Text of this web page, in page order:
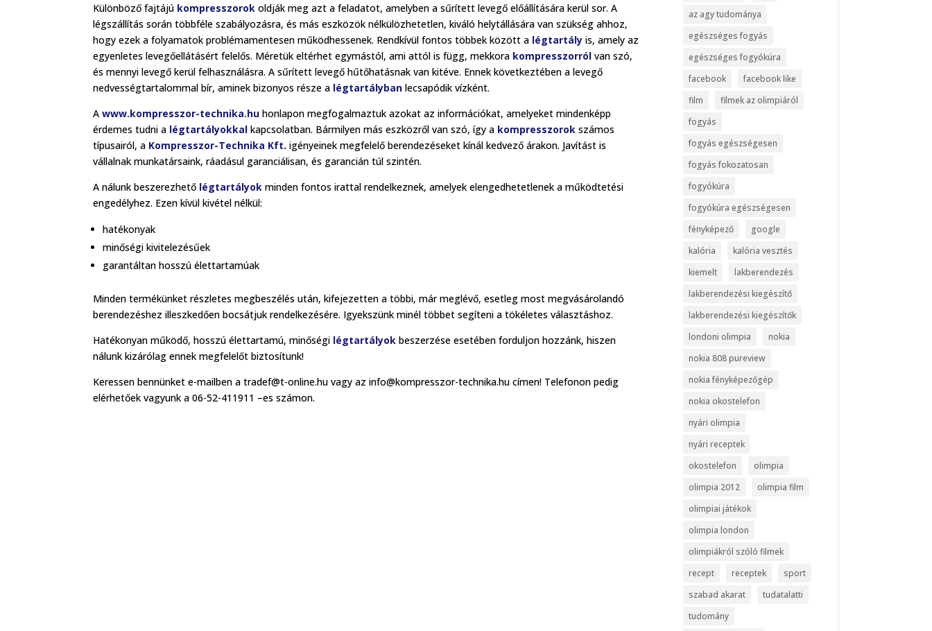
Különböző fajtájú kompresszorok oldják meg azt a feladatot, amelyben a sűrített levegő előállítására kerül sor. A
légszállítás során többféle szabályozásra, és más eszközök nélkülözhetetlen, kiváló helytállására van szükség ahhoz,
hogy ezek a folyamatok problémamentesen működhessenek. Rendkívül fontos többek között a légtartály is, amely az
egyenletes levegőellátásért felelős. Méretük eltérhet egymástól, ami attól is függ, mekkora kompresszorrólvan szó,
és mennyi levegő kerül felhasználásra. A sűrített levegő hűtőhatásnak van kitéve. Ennek következtében a levegő
nedvességtartalommal bír, aminek bizonyos része a légtartályban lecsapódik vízként.
A www.kompresszor-technika.huhonlapon megfogalmaztuk azokat az információkat, amelyeket mindenképp
érdemes tudni a légtartályokkalkapcsolatban. Bármilyen más eszközről van szó, így a kompresszorok számos
típusairól, a Kompresszor-Technika Kft. igényeinek megfelelő berendezéseket kínál kedvező árakon. Javítást is
vállalnak munkatársaink, ráadásul garanciálisan, és garancián túl szintén.
A nálunk beszerezhető légtartályok minden fontos irattal rendelkeznek, amelyek elengedhetetlenek a működtetési
engedélyhez. Ezen kívül kivétel nélkül:
hatékonyak
minőségi kivitelezésűek
garantáltan hosszú élettartamúak
Minden termékünket részletes megbeszélés után, kifejezetten a többi, már meglévő, esetleg most megvásárolandó
berendezéshez illeszkedően bocsátjuk rendelkezésére. Igyekszünk minél többet segíteni a tökéletes választáshoz.
Hatékonyan működő, hosszú élettartamú, minőségi légtartályokbeszerzése esetében forduljon hozzánk, hiszen
nálunk kizárólag ennek megfelelőt biztosítunk!
Keressen bennünket e-mailben a tradef@t-online.hu vagy az info@kompresszor-technika.hu címen! Telefonon pedig
elérhetőek vagyunk a 06-52-411911 –es számon.
az agy tudománya
egészséges fogyás
egészséges fogyókúra
facebook
facebook like
film
filmek az olimpiáról
fogyás
fogyás egészségesen
fogyás fokozatosan
fogyókúra
fogyókúra egészségesen
fényképező
google
kalória
kalória vesztés
kiemelt
lakberendezés
lakberendezési kiegészítő
lakberendezési kiegészítők
londoni olimpia
nokia
nokia 808 pureview
nokia fényképezőgép
nokia okostelefon
nyári olimpia
nyári receptek
okostelefon
olimpia
olimpia 2012
olimpia film
olimpiai játékok
olimpia london
olimpiákról szóló filmek
recept
receptek
sport
szabad akarat
tudatalatti
tudomány